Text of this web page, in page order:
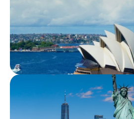
ซิดนีย์
นิวยอร์ก